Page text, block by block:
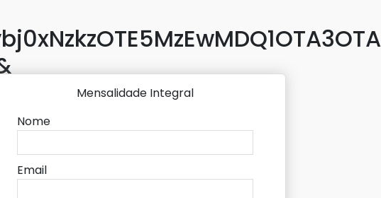
Mensalidade Integral
Nome
Email